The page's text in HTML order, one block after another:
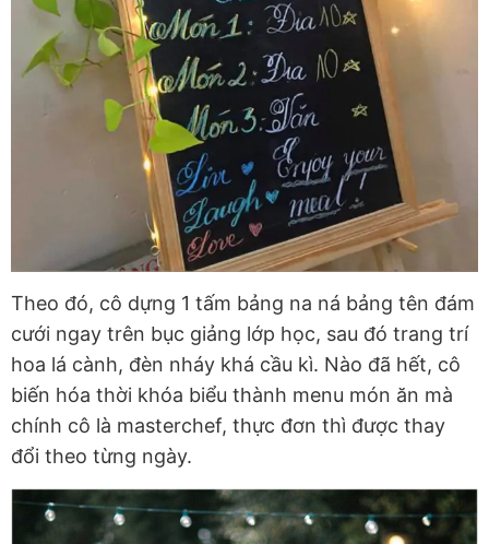
Theo đó, cô dựng 1 tấm bảng na ná bảng tên đám
cưới ngay trên bục giảng lớp học, sau đó trang trí
hoa lá cành, đèn nháy khá cầu kì. Nào đã hết, cô
biến hóa thời khóa biểu thành menu món ăn mà
chính cô là masterchef, thực đơn thì được thay
đổi theo từng ngày.